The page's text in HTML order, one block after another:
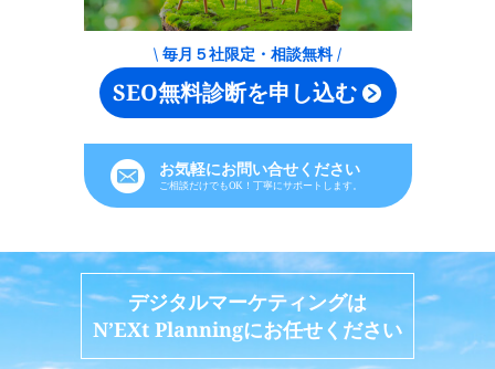
\ 毎月５社限定・相談無料 /
SEO無料診断を申し込む
お気軽にお問い合せください
ご相談だけでもOK！丁寧にサポートします。
デジタルマーケティングは
N’EXt Planningにお任せください